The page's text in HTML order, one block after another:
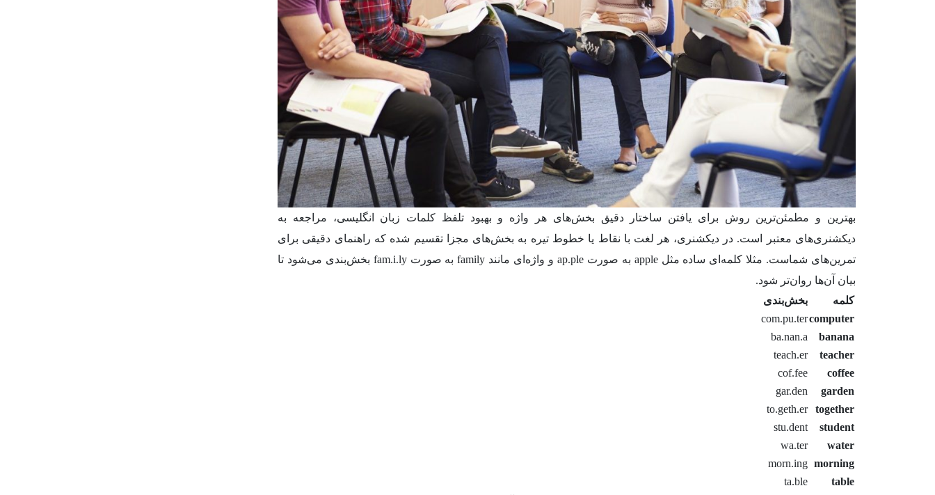
بهترین و مطمئن‌ترین روش برای یافتن ساختار دقیق بخش‌های هر واژه و بهبود تلفظ کلمات زبان انگلیسی، مراجعه به
دیکشنری‌های معتبر است. در دیکشنری، هر لغت با نقاط یا خطوط تیره به بخش‌های مجزا تقسیم شده که راهنمای دقیقی برای
تمرین‌های شماست. مثلا کلمه‌ای ساده مثل apple به صورت ap.ple و واژه‌ای مانند family به صورت fam.i.ly بخش‌بندی می‌شود تا
بیان آن‌ها روان‌تر شود.
کلمه
بخش‌بندی
computer
com.pu.ter
banana
ba.nan.a
teacher
teach.er
coffee
cof.fee
garden
gar.den
together
to.geth.er
student
stu.dent
water
wa.ter
morning
morn.ing
table
ta.ble